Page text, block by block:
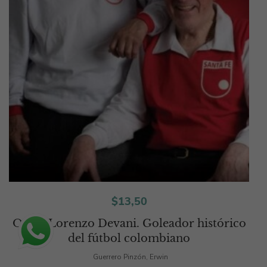
Omar Lorenzo Devani. Goleador histórico
del fútbol colombiano
$13,50
Guerrero Pinzón, Erwin